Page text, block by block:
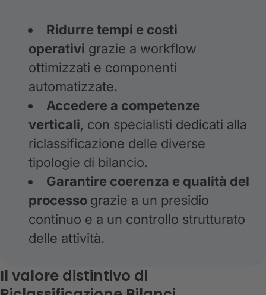
Ridurre tempi e costi
operativi grazie a workflow
ottimizzati e componenti
automatizzate.
Accedere a competenze
verticali, con specialisti dedicati alla
riclassificazione delle diverse
tipologie di bilancio.
Garantire coerenza e qualità del
processo grazie a un presidio
continuo e a un controllo strutturato
delle attività.
Il valore distintivo di